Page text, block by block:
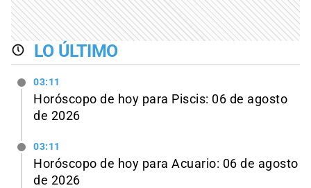
LO ÚLTIMO
03:11
Horóscopo de hoy para Piscis: 06 de agosto
de 2026
03:11
Horóscopo de hoy para Acuario: 06 de agosto
de 2026